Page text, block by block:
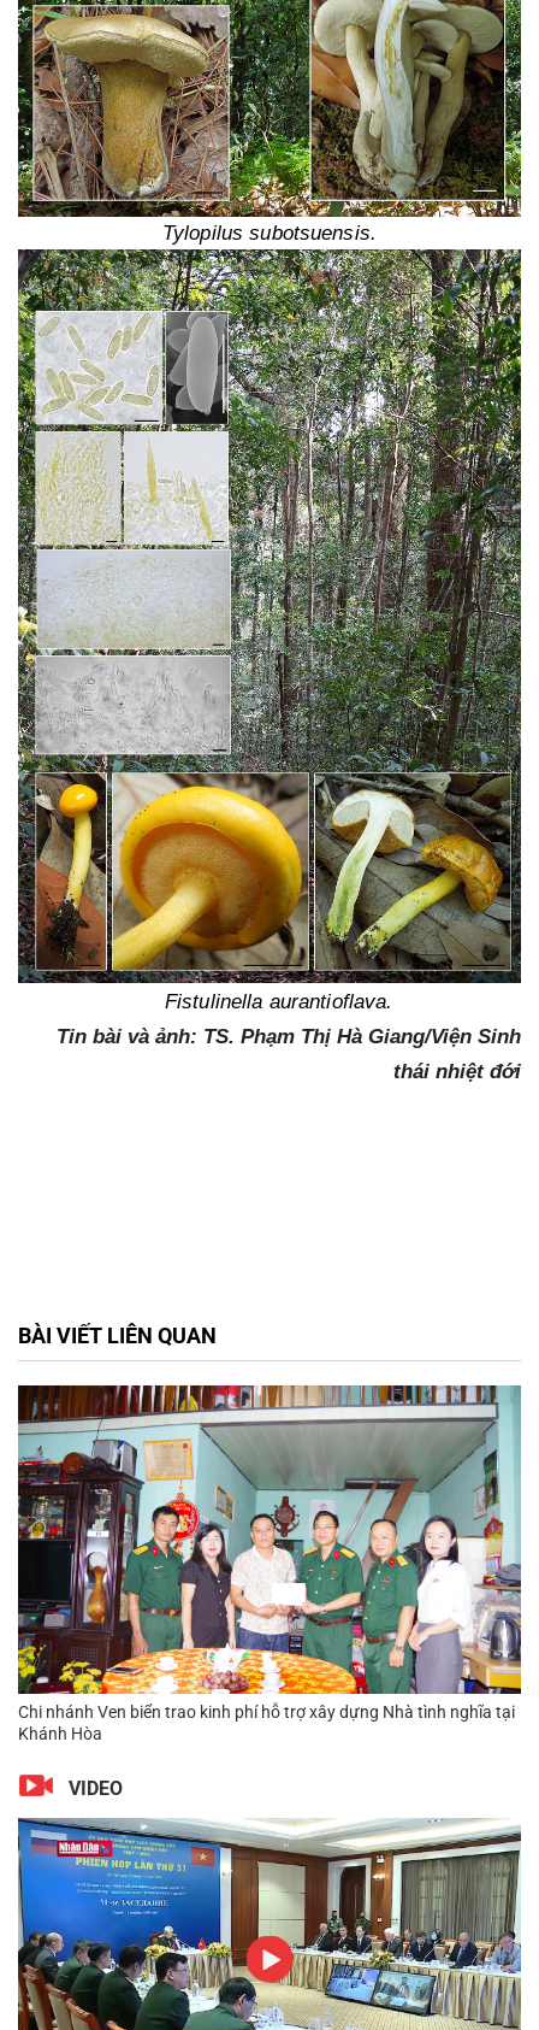
Tylopilus subotsuensis.
Fistulinella aurantioflava.
Tin bài và ảnh: TS. Phạm Thị Hà Giang/Viện Sinh
thái nhiệt đới
BÀI VIẾT LIÊN QUAN
Chi nhánh Ven biển trao kinh phí hỗ trợ xây dựng Nhà tình nghĩa tại
Khánh Hòa
VIDEO